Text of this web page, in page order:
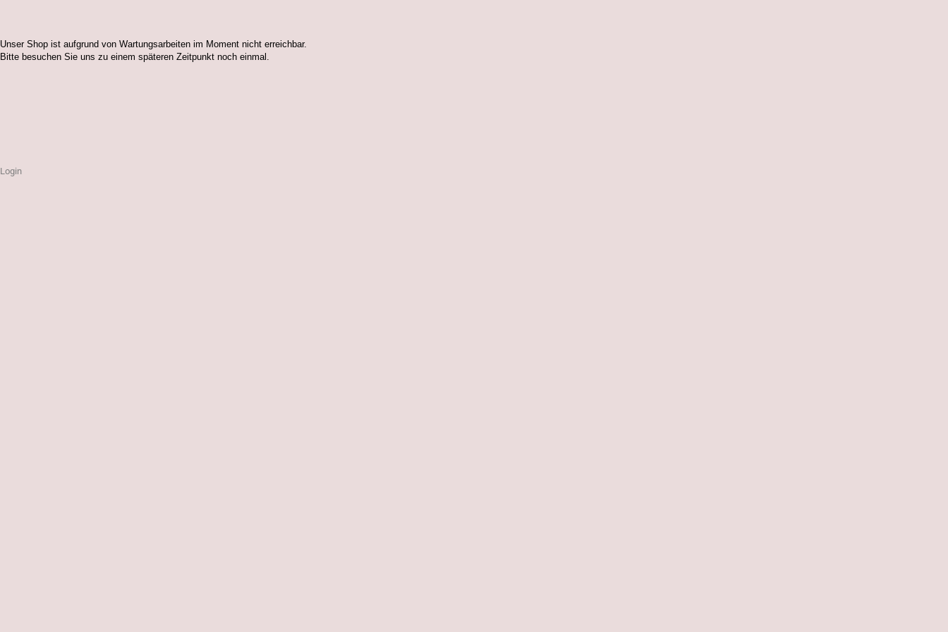
Unser Shop ist aufgrund von Wartungsarbeiten im Moment nicht erreichbar.
Bitte besuchen Sie uns zu einem späteren Zeitpunkt noch einmal.
Login